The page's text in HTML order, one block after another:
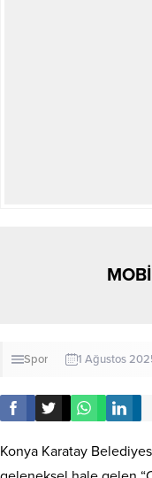
Spor 1 Ağustos
Konya Karatay